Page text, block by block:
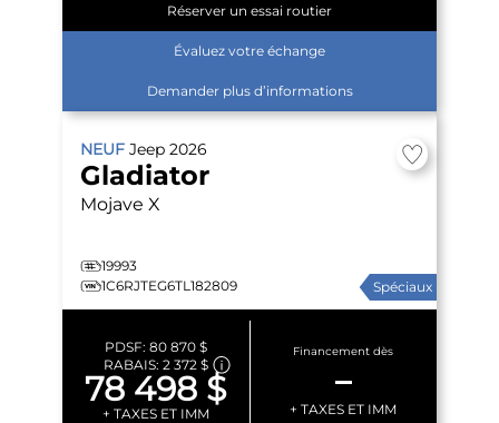
Réserver un essai routier
Évaluez votre échange
Demander plus d’informations
NEUF Jeep 2026
Gladiator
Mojave X
19993
1C6RJTEG6TL182809
Spéciaux
PDSF: 80 870 $
RABAIS: 2 372 $
78 498 $
+ TAXES ET IMM
Financement dès
–
+ TAXES ET IMM